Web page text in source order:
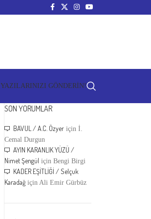
YAZILARINIZI GÖNDERİN!
SON YORUMLAR
BAVUL / A.C. Özyer içinİ.
Cemal Durgun
AYIN KARANLIK YÜZÜ /
Nimet Şengül içinBengi Birgi
KADER EŞİTLİĞİ / Selçuk
Karadağ içinAli Emir Gürbüz